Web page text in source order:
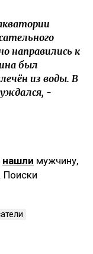
направились к
был
из воды. В
-
нашли мужчину,
Поиски